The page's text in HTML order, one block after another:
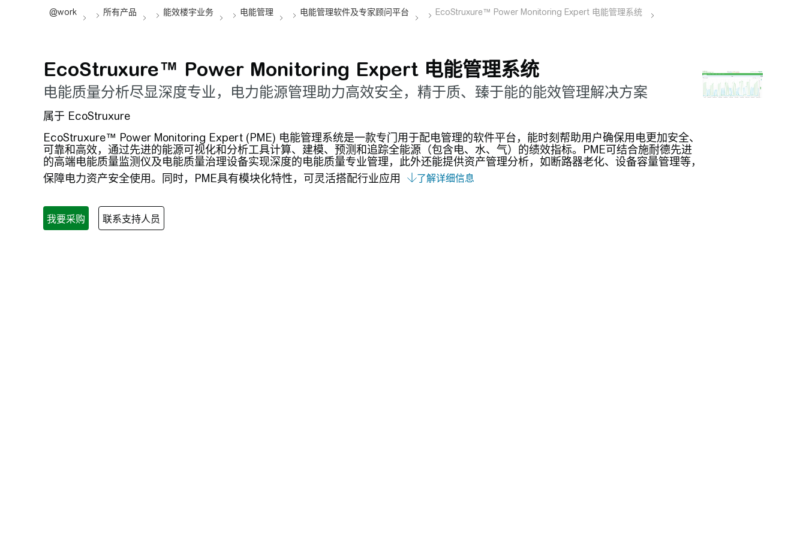
EcoStruxure™ Power Monitoring Expert 电能管理系统
电能质量分析尽显深度专业，电力能源管理助力高效安全，精于质、臻于能的能效管理解决方案
属于 EcoStruxure
EcoStruxure™ Power Monitoring Expert (PME) 电能管理系统是一款专门用于配电管理的软件平台，能时刻帮助用户确保用电更加安全、
可靠和高效，通过先进的能源可视化和分析工具计算、建模、预测和追踪全能源（包含电、水、气）的绩效指标。PME可结合施耐德先进
的高端电能质量监测仪及电能质量治理设备实现深度的电能质量专业管理，此外还能提供资产管理分析，如断路器老化、设备容量管理等，
保障电力资产安全使用。同时，PME具有模块化特性，可灵活搭配行业应用